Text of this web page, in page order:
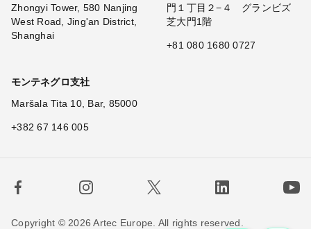
Zhongyi Tower, 580 Nanjing
West Road, Jing'an District,
Shanghai
門１丁目２−４ グランビズ
芝大門1階
+81 080 1680 0727
モンテネグロ支社
Maršala Tita 10, Bar, 85000
+382 67 146 005
Copyright © 2026 Artec Europe. All rights reserved.